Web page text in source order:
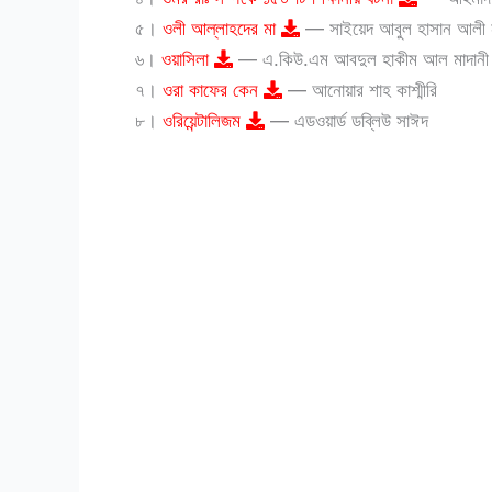
৫। ওলী আল্লাহদের মা
— সাইয়েদ আবুল হাসান আলী
৬। ওয়াসিলা
— এ.কিউ.এম আবদুল হাকীম আল মাদানী
৭। ওরা কাফের কেন
— আনোয়ার শাহ কাশ্মীরি
৮। ওরিয়েন্টালিজম — এডওয়ার্ড ডব্লিউ সাঈদ